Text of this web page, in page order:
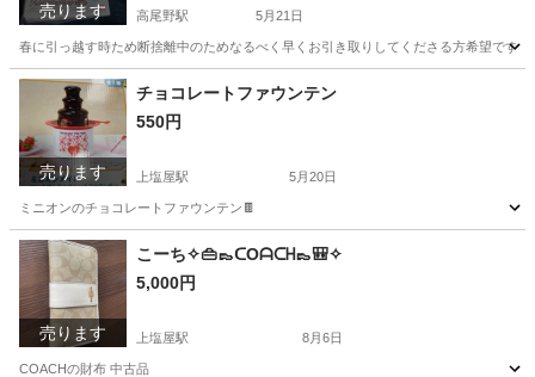
売ります 高尾野駅 5月21日
春に引っ越す時ため断捨離中のためなるべく早くお引き取りしてくださる方希望です
鹿児島 出水市 マタニティ用品
売ります
チョコレートファウンテン
550円
上塩屋駅 5月20日
ミニオンのチョコレートファウンテン🍫
鹿児島 鹿児島市 上塩屋駅 キッチン家電
チョコレートファウンテン
売ります
こーち✧👜👞ᑕOᗩᑕᕼ👞🎒✧
5,000円
上塩屋駅 8月6日
COACHの財布 中古品